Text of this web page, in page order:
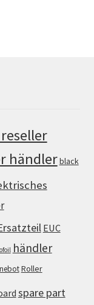
händlerblack
EUC
händler
Roller
spare part